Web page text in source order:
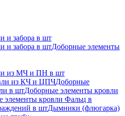
и забора в шт
и забора в штДоборные элементы
из МЧ и ПН в шт
из КЧ и ЦПЧДоборные
в штДоборные элементы кровли
элементы кровли Фальц в
в штДымники (флюгарка)